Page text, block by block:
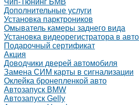
Чип-Тюнинг БМВ
Дополнительные услуги
Установка парктроников
Омыватель камеры заднего вида
Установка видеорегистратора в
Подарочный сертификат
Акция
Доводчики дверей автомобиля
Замена СИМ карты в сигнализации
Оклейка бронепленкой авто
Автозапуск BMW
Автозапуск Gelly